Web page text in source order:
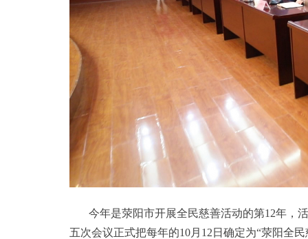
今年是荥阳市开展全民慈善活动的第12年，
五次会议正式把每年的10月12日确定为“荥阳全